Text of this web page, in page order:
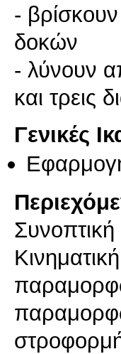
-
δοκών
- λύνουν
και τρεις
Γενικές